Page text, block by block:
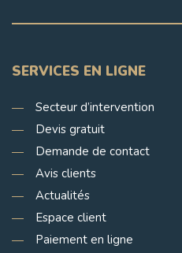
SERVICES EN LIGNE
Secteur d’intervention
Devis gratuit
Demande de contact
Avis clients
Actualités
Espace client
Paiement en ligne